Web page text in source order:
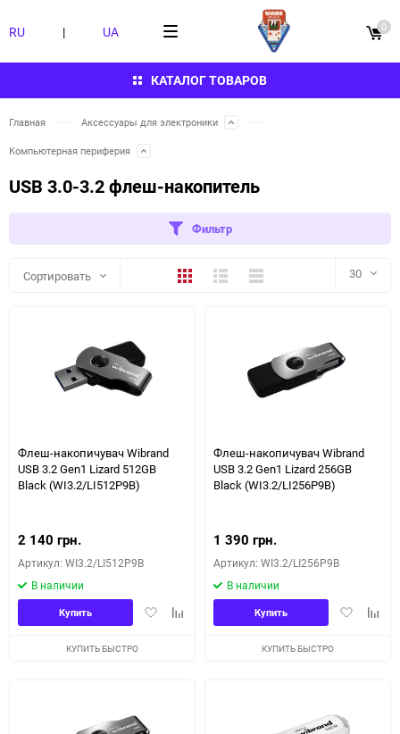
КАТАЛОГ ТОВАРОВ
RU | UA 0
Главная Аксессуары для электроники
Компьютерная периферия
USB 3.0-3.2 флеш-накопитель
Фильтр
Сортировать ПлиткаПодробноКомпактно 30
60
Флеш-накопичувач Wibrand
USB 3.2 Gen1 Lizard 512GB
Black (WI3.2/LI512P9B)
2 140 грн.
Артикул: WI3.2/LI512P9B
В наличии
ДобавитьДобавить
Купить
КУПИТЬ БЫСТРО
Флеш-накопичувач Wibrand
USB 3.2 Gen1 Lizard 256GB
Black (WI3.2/LI256P9B)
1 390 грн.
Артикул: WI3.2/LI256P9B
В наличии
Добавить
Купить
КУПИТЬ БЫСТРО